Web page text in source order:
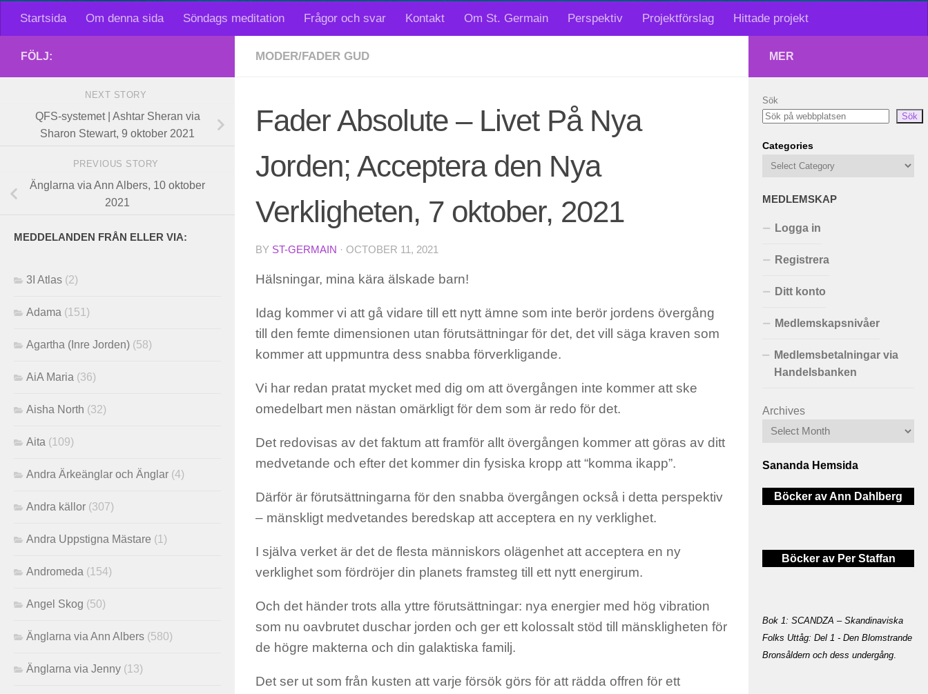
Startsida Om denna sida Söndags meditation Frågor och svar Kontakt Om St. Germain Perspektiv Projektförslag Hittade projekt
MODER/FADER GUD
Fader Absolute – Livet På Nya
Jorden; Acceptera den Nya
Verkligheten, 7 oktober, 2021
BY ST-GERMAIN · OCTOBER 11, 2021
Hälsningar, mina kära älskade barn!
Idag kommer vi att gå vidare till ett nytt ämne som inte berör jordens övergång
till den femte dimensionen utan förutsättningar för det, det vill säga kraven som
kommer att uppmuntra dess snabba förverkligande.
Vi har redan pratat mycket med dig om att övergången inte kommer att ske
omedelbart men nästan omärkligt för dem som är redo för det.
Det redovisas av det faktum att framför allt övergången kommer att göras av ditt
medvetande och efter det kommer din fysiska kropp att “komma ikapp”.
Därför är förutsättningarna för den snabba övergången också i detta perspektiv
– mänskligt medvetandes beredskap att acceptera en ny verklighet.
I själva verket är det de flesta människors olägenhet att acceptera en ny
verklighet som fördröjer din planets framsteg till ett nytt energirum.
Och det händer trots alla yttre förutsättningar: nya energier med hög vibration
som nu oavbrutet duschar jorden och ger ett kolossalt stöd till mänskligheten för
de högre makterna och din galaktiska familj.
Det ser ut som från kusten att varje försök görs för att rädda offren för ett
FÖLJ:
NEXT STORY
QFS-systemet | Ashtar Sheran via
Sharon Stewart, 9 oktober 2021
PREVIOUS STORY
Änglarna via Ann Albers, 10 oktober
2021
MEDDELANDEN FRÅN ELLER VIA:
3I Atlas (2)
Adama (151)
Agartha (Inre Jorden) (58)
AiA Maria (36)
Aisha North (32)
Aita (109)
Andra Ärkeänglar och Änglar (4)
Andra källor (307)
Andra Uppstigna Mästare (1)
Andromeda (154)
Angel Skog (50)
Änglarna via Ann Albers (580)
Änglarna via Jenny (13)
MER
Sök
Sök
Categories
MEDLEMSKAP
Logga in
Registrera
Ditt konto
Medlemskapsnivåer
Medlemsbetalningar via
Handelsbanken
Archives
Sananda Hemsida
Böcker av Ann Dahlberg
Böcker av Per Staffan
Bok 1: SCANDZA – Skandinaviska
Folks Uttåg: Del 1 - Den Blomstrande
Bronsåldern och dess undergång.